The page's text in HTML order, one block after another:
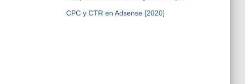
CPC y CTR en Adsense [2020]